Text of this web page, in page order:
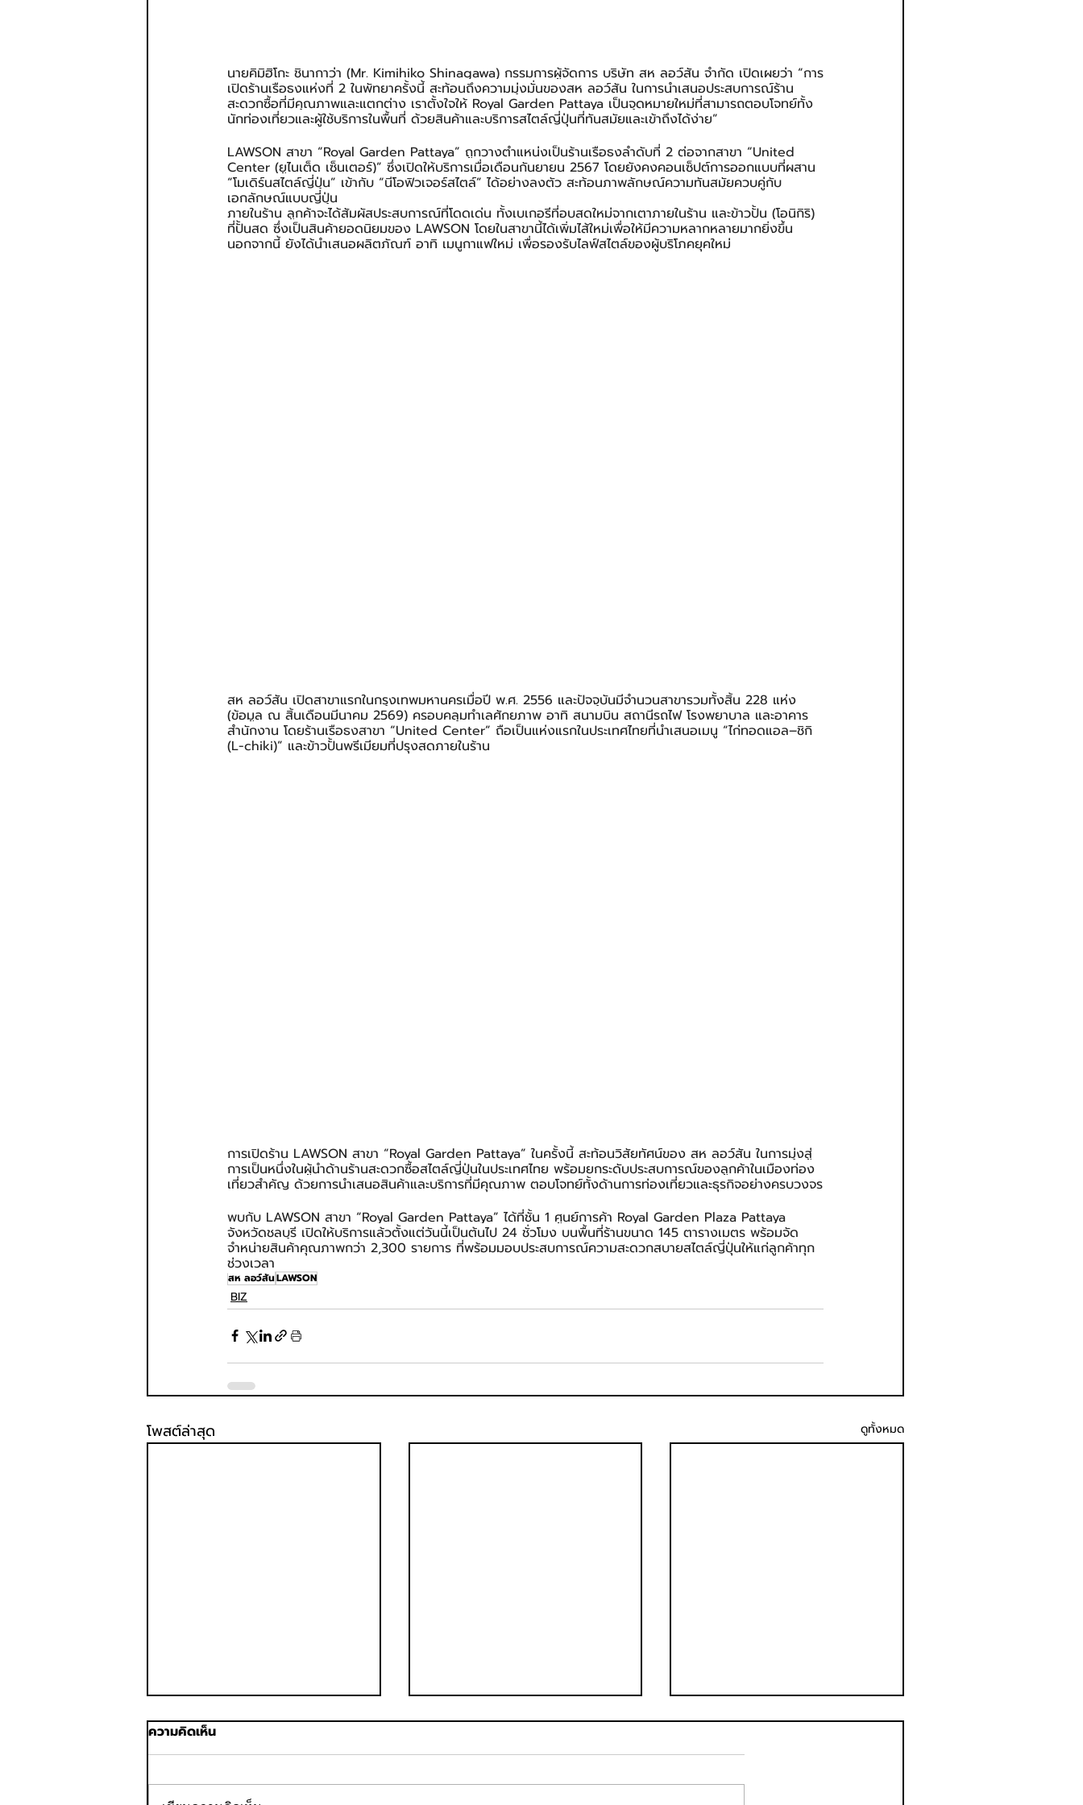
นายคิมิฮิโกะ ชินากาว่า (Mr. Kimihiko Shinagawa) กรรมการผู้จัดการ บริษัท สห ลอว์สัน จำกัด เปิดเผยว่า “การ
เปิดร้านเรือธงแห่งที่ 2 ในพัทยาครั้งนี้ สะท้อนถึงความมุ่งมั่นของสห ลอว์สัน ในการนำเสนอประสบการณ์ร้าน
สะดวกซื้อที่มีคุณภาพและแตกต่าง เราตั้งใจให้ Royal Garden Pattaya เป็นจุดหมายใหม่ที่สามารถตอบโจทย์ทั้ง
นักท่องเที่ยวและผู้ใช้บริการในพื้นที่ ด้วยสินค้าและบริการสไตล์ญี่ปุ่นที่ทันสมัยและเข้าถึงได้ง่าย”
LAWSON สาขา “Royal Garden Pattaya” ถูกวางตำแหน่งเป็นร้านเรือธงลำดับที่ 2 ต่อจากสาขา “United
Center (ยูไนเต็ด เซ็นเตอร์)” ซึ่งเปิดให้บริการเมื่อเดือนกันยายน 2567 โดยยังคงคอนเซ็ปต์การออกแบบที่ผสาน
“โมเดิร์นสไตล์ญี่ปุ่น” เข้ากับ “นีโอฟิวเจอร์สไตล์” ได้อย่างลงตัว สะท้อนภาพลักษณ์ความทันสมัยควบคู่กับ
เอกลักษณ์แบบญี่ปุ่น
ภายในร้าน ลูกค้าจะได้สัมผัสประสบการณ์ที่โดดเด่น ทั้งเบเกอรีที่อบสดใหม่จากเตาภายในร้าน และข้าวปั้น (โอนิกิริ)
ที่ปั้นสด ซึ่งเป็นสินค้ายอดนิยมของ LAWSON โดยในสาขานี้ได้เพิ่มไส้ใหม่เพื่อให้มีความหลากหลายมากยิ่งขึ้น
นอกจากนี้ ยังได้นำเสนอผลิตภัณฑ์ อาทิ เมนูกาแฟใหม่ เพื่อรองรับไลฟ์สไตล์ของผู้บริโภคยุคใหม่
สห ลอว์สัน เปิดสาขาแรกในกรุงเทพมหานครเมื่อปี พ.ศ. 2556 และปัจจุบันมีจำนวนสาขารวมทั้งสิ้น 228 แห่ง
(ข้อมูล ณ สิ้นเดือนมีนาคม 2569) ครอบคลุมทำเลศักยภาพ อาทิ สนามบิน สถานีรถไฟ โรงพยาบาล และอาคาร
สำนักงาน โดยร้านเรือธงสาขา “United Center” ถือเป็นแห่งแรกในประเทศไทยที่นำเสนอเมนู “ไก่ทอดแอล–ชิกิ
(L-chiki)” และข้าวปั้นพรีเมียมที่ปรุงสดภายในร้าน
การเปิดร้าน LAWSON สาขา “Royal Garden Pattaya” ในครั้งนี้ สะท้อนวิสัยทัศน์ของ สห ลอว์สัน ในการมุ่งสู่
การเป็นหนึ่งในผู้นำด้านร้านสะดวกซื้อสไตล์ญี่ปุ่นในประเทศไทย พร้อมยกระดับประสบการณ์ของลูกค้าในเมืองท่อง
เที่ยวสำคัญ ด้วยการนำเสนอสินค้าและบริการที่มีคุณภาพ ตอบโจทย์ทั้งด้านการท่องเที่ยวและธุรกิจอย่างครบวงจร
พบกับ LAWSON สาขา “Royal Garden Pattaya” ได้ที่ชั้น 1 ศูนย์การค้า Royal Garden Plaza Pattaya
จังหวัดชลบุรี เปิดให้บริการแล้วตั้งแต่วันนี้เป็นต้นไป 24 ชั่วโมง บนพื้นที่ร้านขนาด 145 ตารางเมตร พร้อมจัด
จำหน่ายสินค้าคุณภาพกว่า 2,300 รายการ ที่พร้อมมอบประสบการณ์ความสะดวกสบายสไตล์ญี่ปุ่นให้แก่ลูกค้าทุก
ช่วงเวลา
สห ลอว์สันLAWSON
BIZ
โพสต์ล่าสุด ดูทั้งหมด
ความคิดเห็น